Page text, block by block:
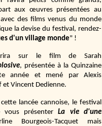
aux œuvres présentées au
des films venus du monde
la devise du festival, rendez-
d'un village monde" !
sur le film de Sarah
, présentée à la Quinzaine
année et mené par Alexis
et Vincent Dedienne.
lancée cannoise, le festival
présenter
La vie d'une
Bourgeois-Tacquet
mais